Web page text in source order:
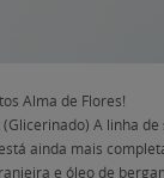
Alma de Flores!
A linha
ainda mais
e óleo de